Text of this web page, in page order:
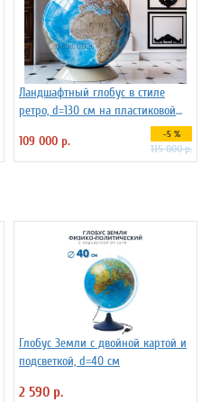
Ландшафтный глобус в стиле
ретро, d=130 см на пластиковой
109 000 р. -5 %
115 000 р.
Глобус Земли с двойной картой и
подсветкой, d=40 см
2 590 р.